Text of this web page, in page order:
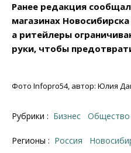
Ранее редакция
магазинах Новосибирска
а ритейлеры
руки, чтобы
Фото Infopro54, автор: Юлия
Рубрики : Бизнес Общество
Регионы : Россия